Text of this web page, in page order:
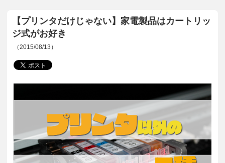
【プリンタだけじゃない】家電製品はカートリッ
ジ式がお好き
（2015/08/13）